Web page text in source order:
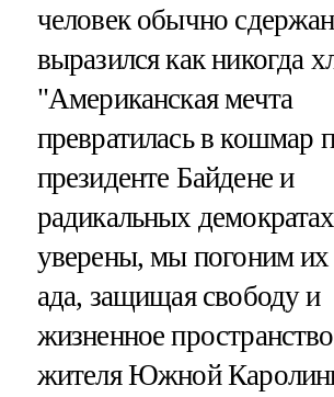
человек обычно
выразился как никогда
"Американская мечта
превратилась в кошмар
президенте Байдене и
радикальных
уверены, мы погоним их
ада, защищая свободу и
жизненное
жителя Южной